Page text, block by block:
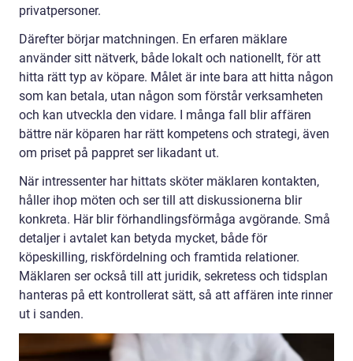
privatpersoner.
Därefter börjar matchningen. En erfaren mäklare
använder sitt nätverk, både lokalt och nationellt, för att
hitta rätt typ av köpare. Målet är inte bara att hitta någon
som kan betala, utan någon som förstår verksamheten
och kan utveckla den vidare. I många fall blir affären
bättre när köparen har rätt kompetens och strategi, även
om priset på pappret ser likadant ut.
När intressenter har hittats sköter mäklaren kontakten,
håller ihop möten och ser till att diskussionerna blir
konkreta. Här blir förhandlingsförmåga avgörande. Små
detaljer i avtalet kan betyda mycket, både för
köpeskilling, riskfördelning och framtida relationer.
Mäklaren ser också till att juridik, sekretess och tidsplan
hanteras på ett kontrollerat sätt, så att affären inte rinner
ut i sanden.